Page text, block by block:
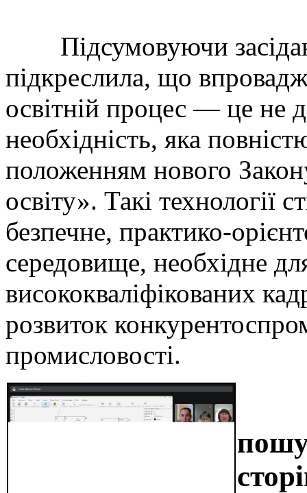
Підсумовуючи
підкреслила, що
освітній процес — це не
необхідність, яка
положенням нового
освіту». Такі технології
безпечне, практико-
середовище, необхідне
висококваліфікованих
розвиток
промисловості.